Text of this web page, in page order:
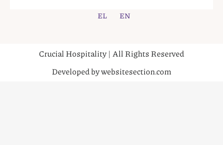
EL EN
Crucial Hospitality | All Rights Reserved
Developed by websitesection.com